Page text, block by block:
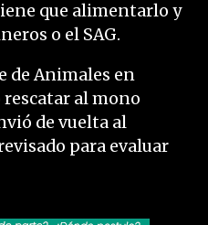
que alimentarlo y
o el SAG.
de Animales en
al mono
de vuelta al
para evaluar